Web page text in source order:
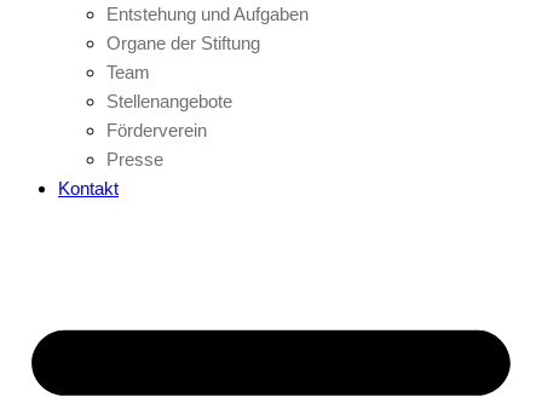
Entstehung und Aufgaben
Organe der Stiftung
Team
Stellenangebote
Förderverein
Presse
Kontakt